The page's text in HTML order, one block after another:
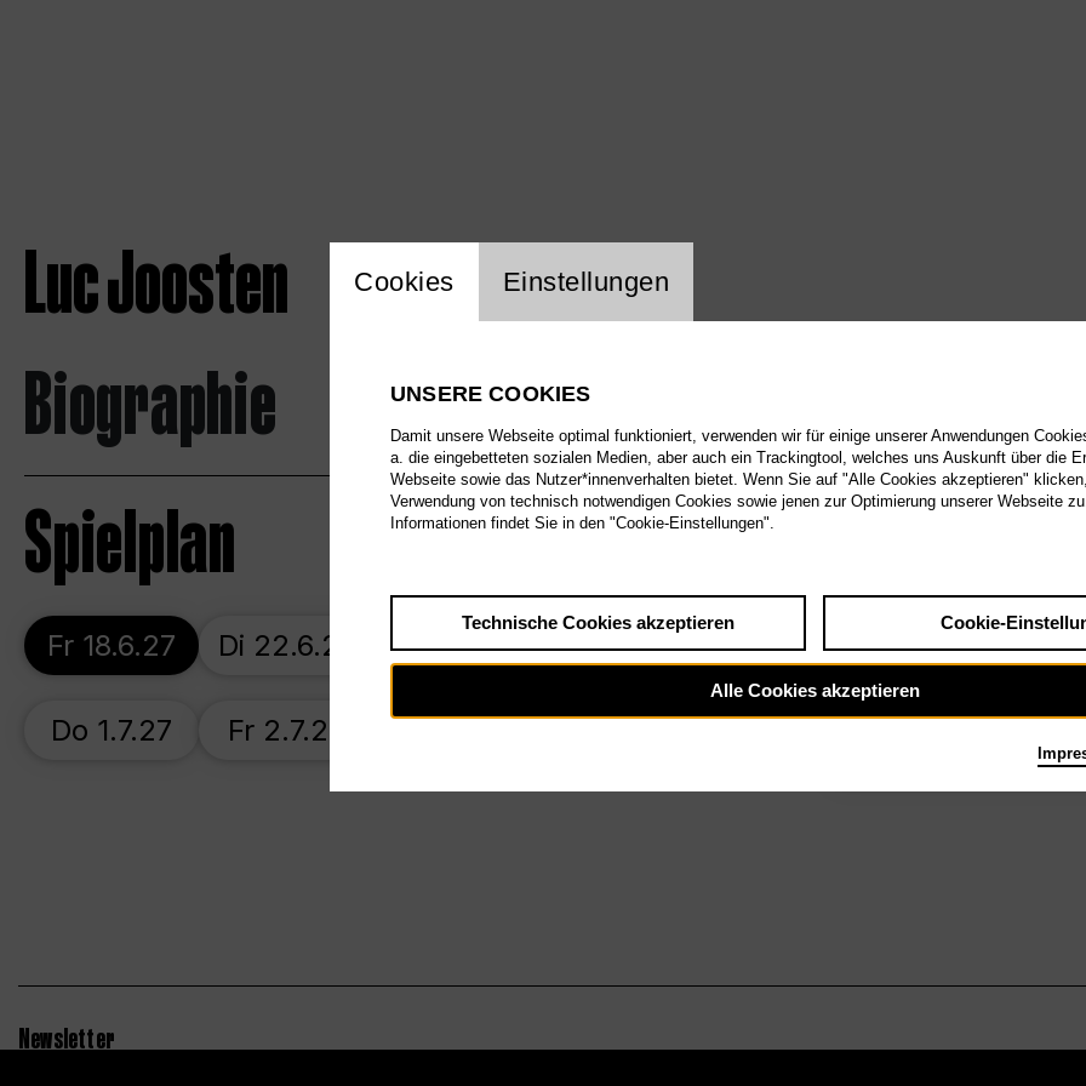
Luc Joosten
Biographie
Spielplan
War Requiem
Fr 18.6.27 Di 22.6.27 Mi 23.6.27 Mo 28.6.27
Do 1.7.27 Fr 2.7.27
Newsletter
Einstellung Website Cookie
Cookies Einstellungen
UNSERE COOKIES
Damit unsere Webseite optimal funktioniert, verwenden wir für einige unserer Anwendungen
a. die eingebetteten sozialen Medien, aber auch ein Trackingtool, welches uns Auskunft über die
Webseite sowie das Nutzer*innenverhalten bietet. Wenn Sie auf "Alle Cookies akzeptieren"
Verwendung von technisch notwendigen Cookies sowie jenen zur Optimierung unserer Webseite
Informationen findet Sie in den "Cookie-Einstellungen".
Technische Cookies akzeptieren Cookie-
Alle Cookies akzeptieren